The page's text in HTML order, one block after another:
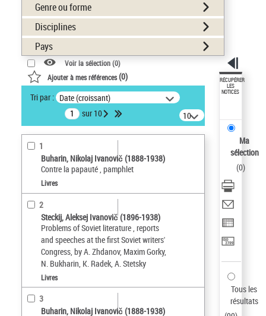
Genre ou forme
Disciplines
Pays
Voir la sélection (0)
Ajouter à mes références(0)
Tri par : Date (croissant)
sur 10
10
résultats/page
1
Buharin, Nikolaj Ivanovič (1888-1938)
Contre la papauté , pamphlet
Livres
2
Steckij, Aleksej Ivanovič (1896-1938)
Problems of Soviet literature , reports
and speeches at the first Soviet writers'
Congress, by A. Zhdanov, Maxim Gorky,
N. Bukharin, K. Radek, A. Stetsky
Livres
3
Buharin, Nikolaj Ivanovič (1888-1938)
RÉCUPÉRER
LES
NOTICES
Ma
sélection
(0)
Tous les
résultats